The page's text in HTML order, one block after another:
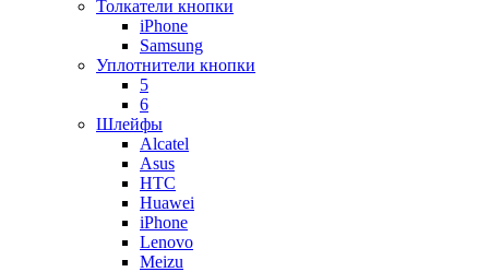
Толкатели кнопки
iPhone
Samsung
Уплотнители кнопки
5
6
Шлейфы
Alcatel
Asus
HTC
Huawei
iPhone
Lenovo
Meizu